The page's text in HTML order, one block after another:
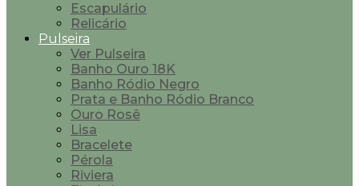
Escapulário
Relicário
Pulseira
Ver Pulseira
Banho Ouro 18K
Banho Ródio Negro
Prata e Banho Ródio Branco
Ouro Rosê
Lisa
Bracelete
Pérola
Riviera